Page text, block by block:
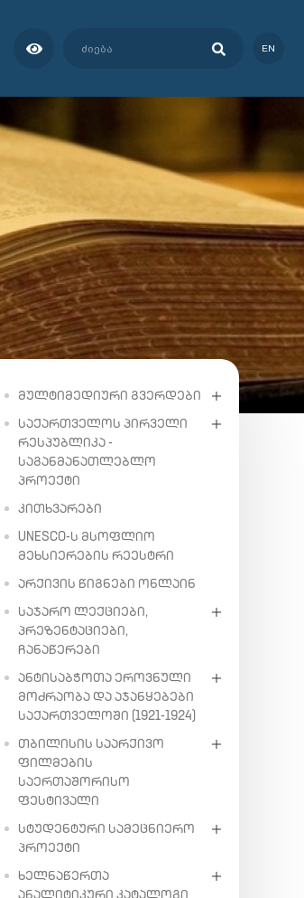
EN
ᲛᲣᲚᲢᲘᲛᲔᲓᲘᲣᲠᲘ ᲒᲕᲔᲠᲓᲔᲑᲘ
ᲡᲐᲥᲐᲠᲗᲕᲔᲚᲝᲡ ᲞᲘᲠᲕᲔᲚᲘ
ᲠᲔᲡᲞᲣᲑᲚᲘᲙᲐ -
ᲡᲐᲒᲐᲜᲛᲐᲜᲐᲗᲚᲔᲑᲚᲝ
ᲞᲠᲝᲔᲥᲢᲘ
ᲙᲘᲗᲮᲕᲐᲠᲔᲑᲘ
UNESCO-Ს ᲛᲡᲝᲤᲚᲘᲝ
ᲛᲔᲮᲡᲘᲔᲠᲔᲑᲘᲡ ᲠᲔᲔᲡᲢᲠᲘ
ᲐᲠᲥᲘᲕᲘᲡ ᲬᲘᲒᲜᲔᲑᲘ ᲝᲜᲚᲐᲘᲜ
ᲡᲐᲯᲐᲠᲝ ᲚᲔᲥᲪᲘᲔᲑᲘ,
ᲞᲠᲔᲖᲔᲜᲢᲐᲪᲘᲔᲑᲘ,
ᲩᲐᲜᲐᲬᲔᲠᲔᲑᲘ
ᲐᲜᲢᲘᲡᲐᲑᲭᲝᲗᲐ ᲔᲠᲝᲕᲜᲣᲚᲘ
ᲛᲝᲫᲠᲐᲝᲑᲐ ᲓᲐ ᲐᲯᲐᲜᲧᲔᲑᲔᲑᲘ
ᲡᲐᲥᲐᲠᲗᲕᲔᲚᲝᲨᲘ (1921-1924)
ᲗᲑᲘᲚᲘᲡᲘᲡ ᲡᲐᲐᲠᲥᲘᲕᲝ
ᲤᲘᲚᲛᲔᲑᲘᲡ
ᲡᲐᲔᲠᲗᲐᲨᲝᲠᲘᲡᲝ
ᲤᲔᲡᲢᲘᲕᲐᲚᲘ
ᲡᲢᲣᲓᲔᲜᲢᲣᲠᲘ ᲡᲐᲛᲔᲪᲜᲘᲔᲠᲝ
ᲞᲠᲝᲔᲥᲢᲘ
ᲮᲔᲚᲜᲐᲬᲔᲠᲗᲐ
ᲐᲜᲐᲚᲘᲢᲘᲙᲣᲠᲘ ᲙᲐᲢᲐᲚᲝᲒᲘ